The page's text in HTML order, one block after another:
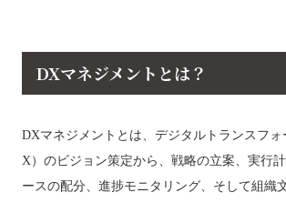
DXマネジメントとは？
DXマネジメントとは、デジタルトランスフ
X）のビジョン策定から、戦略の立案、実行
ースの配分、進捗モニタリング、そして組織